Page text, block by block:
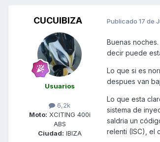
CUCUIBIZA
Usuarios
6,2k
Moto: XCITING 400i
ABS
Ciudad: IBIZA
Publicado 17 de
Buenas
decir puede
Lo que si es
despues van
Lo que esta
sistema de
saldria un
relenti (ISC), el